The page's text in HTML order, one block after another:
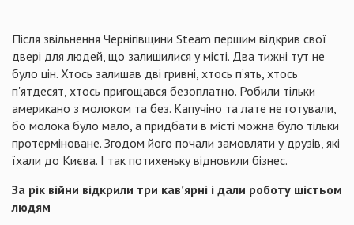
Після звільнення Чернігівщини Steam першим відкрив свої
двері для людей, що залишилися у місті. Два тижні тут не
було цін. Хтось залишав дві гривні, хтось п’ять, хтось
п'ятдесят, хтось пригощався безоплатно. Робили тільки
американо з молоком та без. Капучіно та лате не готували,
бо молока було мало, а придбати в місті можна було тільки
протерміноване. Згодом його почали замовляти у друзів, які
їхали до Києва. І так потихеньку відновили бізнес.
За рік війни відкрили три кав’ярні і дали роботу шістьом
людям